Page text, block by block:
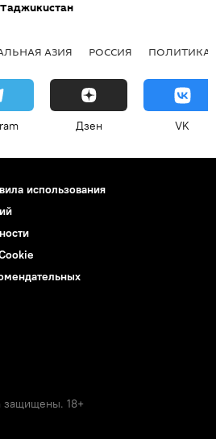
Таджикистан
АЗИЯ РОССИЯ ПОЛИТИКА
Дзен VK
использования
защищены. 18+